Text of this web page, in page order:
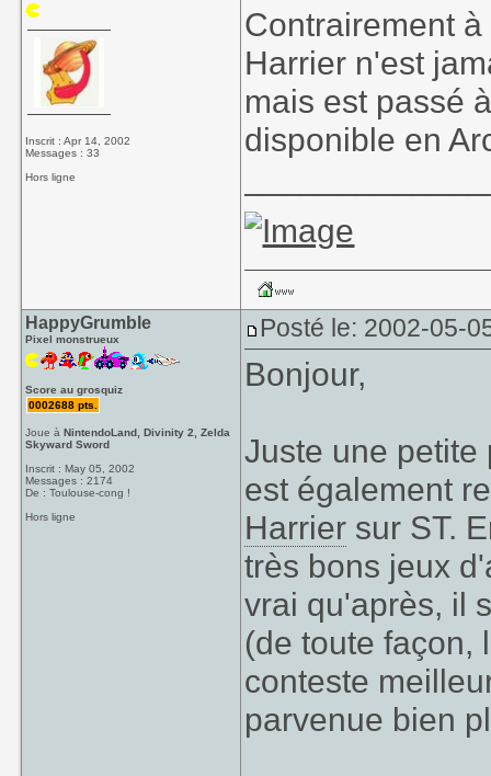
Inscrit : Apr 14, 2002
Messages : 33
Hors ligne
Contrairement
Harrier n'est
mais est passé
disponible en
HappyGrumble
Pixel monstrueux
Score au grosquiz
0002688 pts.
Joue àNintendoLand, Divinity 2, Zelda
Skyward Sword
Inscrit : May 05, 2002
Messages : 2174
De : Toulouse-cong !
Hors ligne
Posté le: 2002-05-
Bonjour,
Juste une petite
est également
Harrier sur ST.
très bons jeux
vrai qu'après, il
(de toute façon,
conteste
parvenue bien